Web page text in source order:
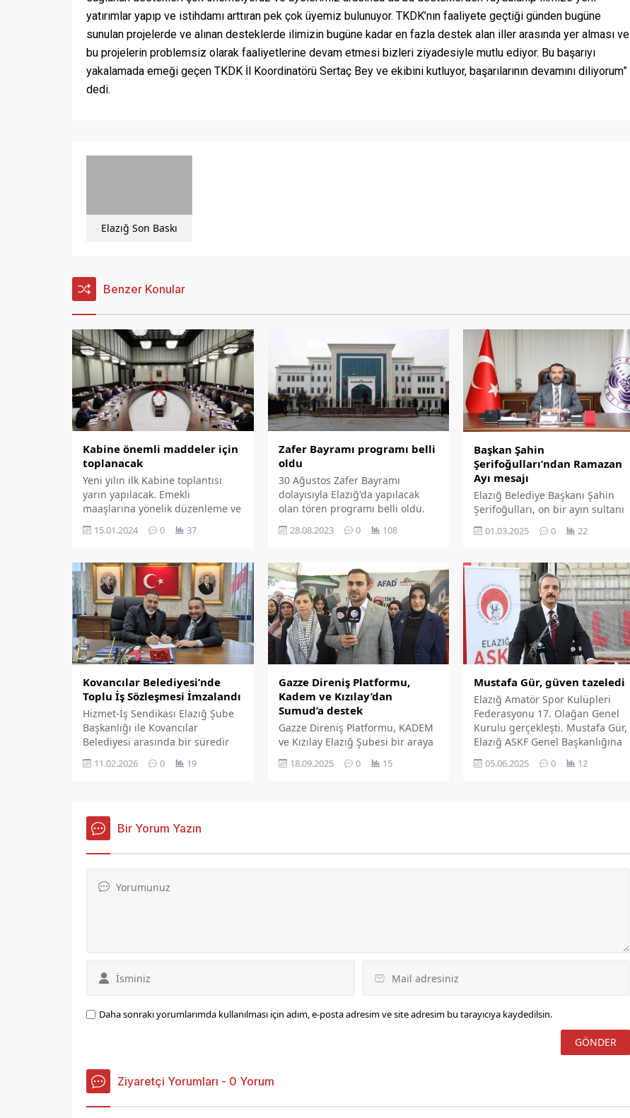
yatırımlar yapıp ve istihdamı arttıran pek çok üyemiz bulunuyor. TKDK’nın faaliyete geçtiği günden bugüne
sunulan projelerde ve alınan desteklerde ilimizin bugüne kadar en fazla destek alan iller arasında yer alması ve
bu projelerin problemsiz olarak faaliyetlerine devam etmesi bizleri ziyadesiyle mutlu ediyor. Bu başarıyı
yakalamada emeği geçen TKDK İl Koordinatörü Sertaç Bey ve ekibini kutluyor, başarılarının devamını diliyorum”
dedi.
Elazığ Son Baskı
Benzer Konular
Kabine önemli maddeler için
toplanacak
Yeni yılın ilk Kabine toplantısı
yarın yapılacak. Emekli
maaşlarına yönelik düzenleme ve
terörle mücadele toplantının
öncelikli gündem maddeleri
15.01.2024 0 37
Zafer Bayramı programı belli
oldu
30 Ağustos Zafer Bayramı
dolayısıyla Elazığ'da yapılacak
olan tören programı belli oldu.
28.08.2023 0 108
Başkan Şahin
Şerifoğulları’ndan Ramazan
Ayı mesajı
Elazığ Belediye Başkanı Şahin
Şerifoğulları, on bir ayın sultanı
mevsimi Ramazan ayının
kutlama mesajında,
'Hemşehrilerim başta olmak
üzere tüm İslam âleminin
Ramazan ayını tebrik ediyor, bu
mübarek ayın tüm insanlık için
barış ve huzur getirmesini yüce
Rabbimden niyaz ediyorum.'
dedi.
01.03.2025 0 22
Kovancılar Belediyesi’nde
Toplu İş Sözleşmesi İmzalandı
Hizmet-İş Sendikası Elazığ Şube
Başkanlığı ile Kovancılar
Belediyesi arasında bir süredir
görüşmeleri anlaşmayla
Kovancılar Belediye Başkanı
Vahap Gök ile Hizmet-İş
Sendikası Elazığ Şube Başkanı
altına alındı.
11.02.2026 0 19
Gazze Direniş Platformu,
Kadem ve Kızılay’dan
Sumud’a destek
Gazze Direniş Platformu, KADEM
ve Kızılay Elazığ Şubesi bir araya
gelerek Gazze'ye insani yardım
götürmek üzere yola çıkan
18.09.2025 0 15
Mustafa Gür, güven tazeledi
Elazığ Amatör Spor Kulüpleri
Federasyonu 17. Olağan Genel
Kurulu gerçekleşti. Mustafa Gür,
Elazığ ASKF Genel Başkanlığına
Tekrar Seçildi.
05.06.2025 0 12
Bir Yorum Yazın
Daha sonraki yorumlarımda kullanılması için adım, e-posta adresim ve site adresim bu tarayıcıya kaydedilsin.
Ziyaretçi Yorumları - 0 Yorum